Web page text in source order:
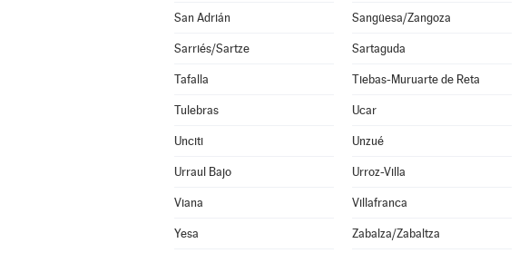
San Adrián Sangüesa/Zangoza
Sarriés/Sartze Sartaguda
Tafalla Tiebas-Muruarte de Reta
Tulebras Ucar
Unciti Unzué
Urraul Bajo Urroz-Villa
Viana Villafranca
Yesa Zabalza/Zabaltza